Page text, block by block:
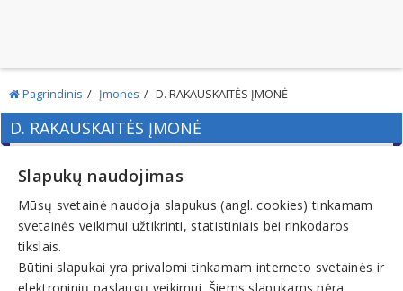
Pagrindinis Įmonės D. RAKAUSKAITĖS ĮMONĖ
D. RAKAUSKAITĖS ĮMONĖ
Adresas:
VILNIUS
Kodas:
125809644
Slapukų naudojimas
Mūsų svetainė naudoja slapukus (angl. cookies) tinkamam
svetainės veikimui užtikrinti, statistiniais bei rinkodaros
tikslais.
Būtini slapukai yra privalomi tinkamam interneto svetainės ir